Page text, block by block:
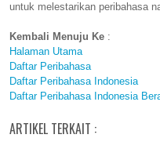
untuk melestarikan peribahasa
Kembali Menuju Ke :
Halaman Utama
Daftar Peribahasa
Daftar Peribahasa Indonesia
Daftar Peribahasa Indonesia
ARTIKEL TERKAIT :